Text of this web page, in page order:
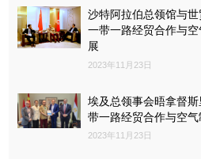
沙特阿拉伯总领馆与
一带一路经贸合作与
展
2023年11月23日
埃及总领事会晤拿督
带一路经贸合作与空
2023年11月23日